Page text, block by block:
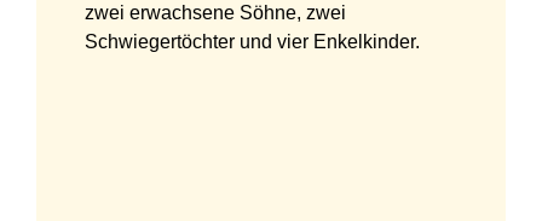
zwei erwachsene Söhne, zwei
Schwiegertöchter und vier Enkelkinder.